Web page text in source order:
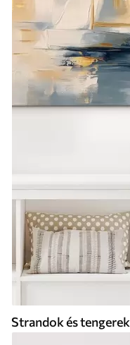
Strandok és tengerek